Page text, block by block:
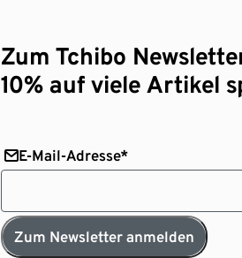
Zum Tchibo
10% auf viele Artikel
E-Mail-Adresse*
Zum Newsletter anmelden